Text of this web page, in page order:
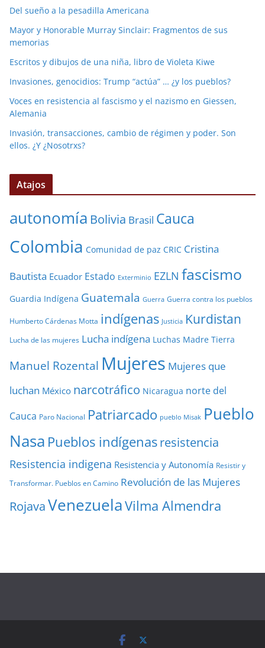
Del sueño a la pesadilla Americana
Mayor y Honorable Murray Sinclair: Fragmentos de sus
memorias
Escritos y dibujos de una niña, libro de Violeta Kiwe
Invasiones, genocidios: Trump “actúa” … ¿y los pueblos?
Voces en resistencia al fascismo y el nazismo en Giessen,
Alemania
Invasión, transacciones, cambio de régimen y poder. Son
ellos. ¿Y ¿Nosotrxs?
Atajos
autonomía Bolivia Brasil Cauca
Colombia Comunidad de paz CRIC Cristina
Bautista Ecuador Estado Exterminio EZLN fascismo
Guardia Indígena Guatemala Guerra Guerra contra los pueblos
Humberto Cárdenas Motta indígenas Justicia Kurdistan
Lucha de las mujeres Lucha indígena Luchas Madre Tierra
Manuel Rozental Mujeres Mujeres que
luchan México narcotráfico Nicaragua norte del
Cauca Paro Nacional Patriarcado pueblo Misak Pueblo
Nasa Pueblos indígenasresistencia
Resistencia indigena Resistencia y Autonomía Resistir y
Transformar. Pueblos en Camino Revolución de las Mujeres
RojavaVenezuelaVilma Almendra